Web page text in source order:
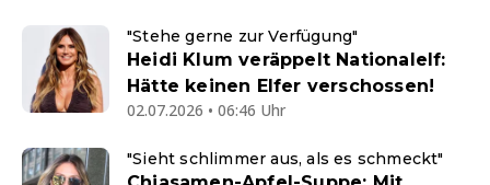
"Stehe gerne zur Verfügung"
Heidi Klum veräppelt Nationalelf:
Hätte keinen Elfer verschossen!
02.07.2026 • 06:46 Uhr
"Sieht schlimmer aus, als es schmeckt"